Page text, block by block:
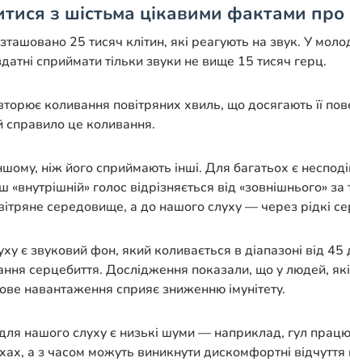
з шістьма цікавими фактами
25 тисяч клітин, які реагують на звук. У
сприймати тільки звуки не вище 15 тисяч герц.
коливання повітряних хвиль, що досягають її
справило це коливання.
ніж його сприймають інші. Для багатьох є
голос відрізняється від
середовище, а до нашого слуху — через рідкі
є звуковий фон, який коливається в діапазоні від
серцебиття. Дослідження показали, що у людей,
навантаження сприяє зниженню імунітету.
нашого слуху є низькі шуми — наприклад, гул
а з часом можуть виникнути дискомфортні відчуття